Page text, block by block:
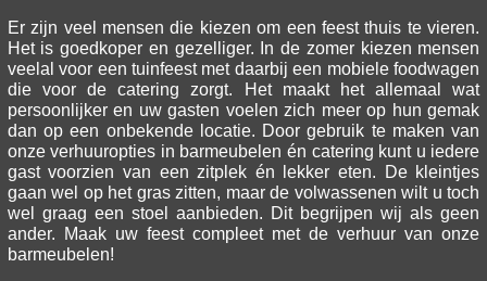
Er zijn veel mensen die kiezen om een feest thuis te vieren.
Het is goedkoper en gezelliger. In de zomer kiezen mensen
veelal voor een tuinfeest met daarbij een mobiele foodwagen
die voor de catering zorgt. Het maakt het allemaal wat
persoonlijker en uw gasten voelen zich meer op hun gemak
dan op een onbekende locatie. Door gebruik te maken van
onze verhuuropties in barmeubelen én catering kunt u iedere
gast voorzien van een zitplek én lekker eten. De kleintjes
gaan wel op het gras zitten, maar de volwassenen wilt u toch
wel graag een stoel aanbieden. Dit begrijpen wij als geen
ander. Maak uw feest compleet met de verhuur van onze
barmeubelen!